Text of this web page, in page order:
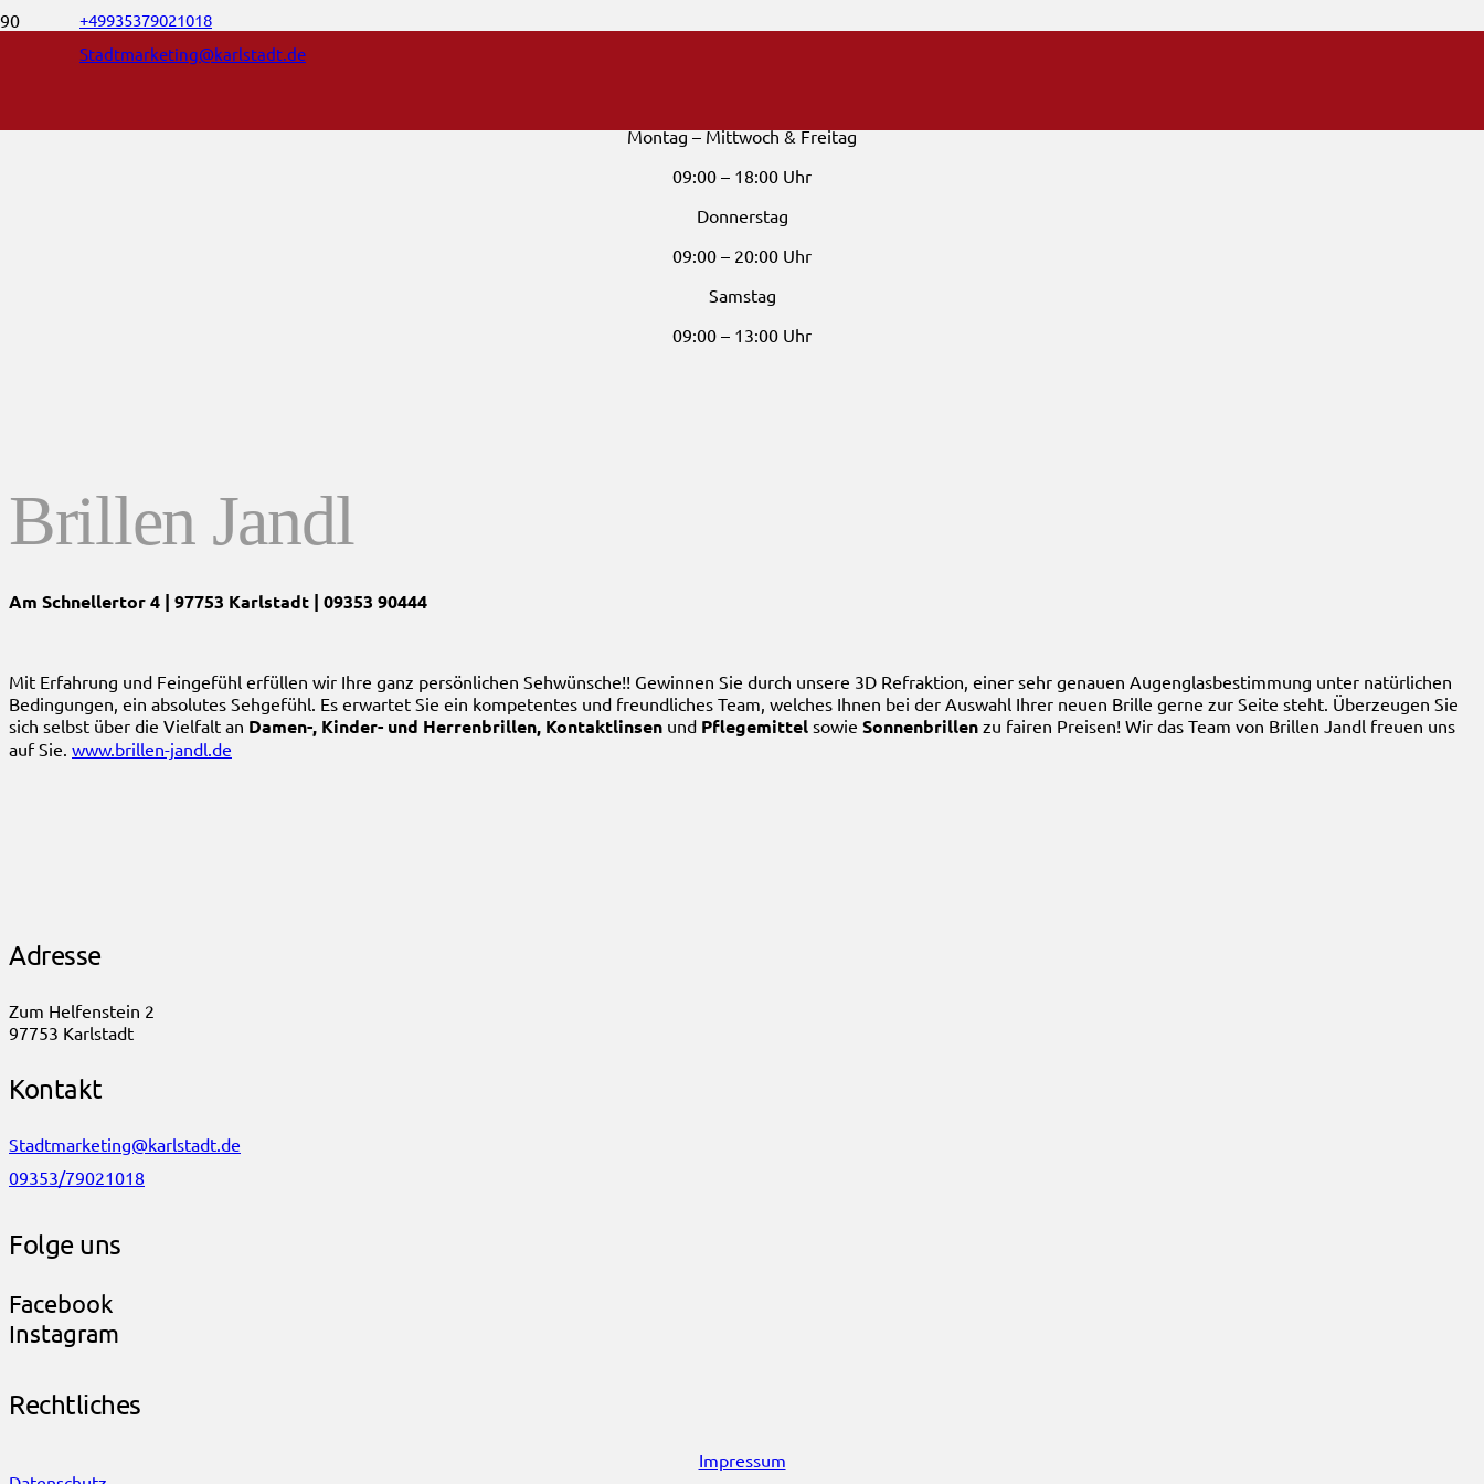
+49935379021018
Stadtmarketing@karlstadt.de
Montag – Mittwoch & Freitag
09:00 – 18:00 Uhr
Donnerstag
09:00 – 20:00 Uhr
Samstag
09:00 – 13:00 Uhr
Brillen Jandl
Am Schnellertor 4 | 97753 Karlstadt | 09353 90444
Mit Erfahrung und Feingefühl erfüllen wir Ihre ganz persönlichen Sehwünsche!! Gewinnen Sie durch unsere 3D Refraktion, einer sehr genauen Augenglasbestimmung unter natürlichen
Bedingungen, ein absolutes Sehgefühl. Es erwartet Sie ein kompetentes und freundliches Team, welches Ihnen bei der Auswahl Ihrer neuen Brille gerne zur Seite steht. Überzeugen Sie
sich selbst über die Vielfalt an Damen-, Kinder- und Herrenbrillen, Kontaktlinsen und Pflegemittel sowie Sonnenbrillen zu fairen Preisen! Wir das Team von Brillen Jandl freuen uns
auf Sie. www.brillen-jandl.de
Adresse
Zum Helfenstein 2
97753 Karlstadt
Kontakt
Stadtmarketing@karlstadt.de
09353/79021018
Folge uns
Facebook
Instagram
Rechtliches
Impressum